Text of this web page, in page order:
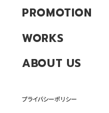
PROMOTION
WORKS
ABOUT US
プライバシーポリシー